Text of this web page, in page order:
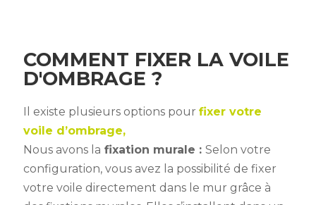
COMMENT FIXER LA VOILE
D'OMBRAGE ?
Il existe plusieurs options pour fixer votre
voile d’ombrage,
Nous avons la fixation murale : Selon votre
configuration, vous avez la possibilité de fixer
votre voile directement dans le mur grâce à